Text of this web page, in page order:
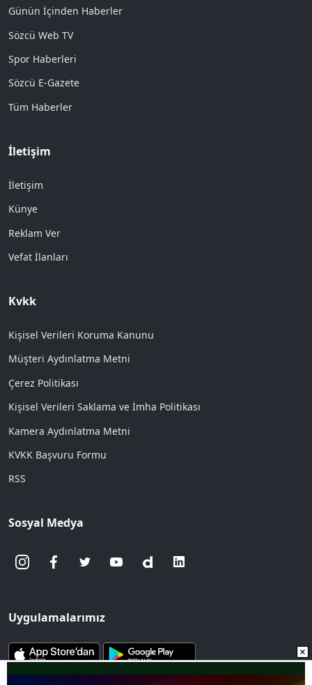
Günün İçinden Haberler
Sözcü Web TV
Spor Haberleri
Sözcü E-Gazete
Tüm Haberler
İletişim
İletişim
Künye
Reklam Ver
Vefat İlanları
Kvkk
Kişisel Verileri Koruma Kanunu
Müşteri Aydınlatma Metni
Çerez Politikası
Kişisel Verileri Saklama ve İmha Politikası
Kamera Aydınlatma Metni
KVKK Başvuru Formu
RSS
Sosyal Medya
Uygulamalarımız